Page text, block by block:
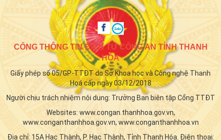
CỔNG THÔNG TIN ĐIỆN TỬ CÔNG AN TỈNH THANH
HÓA
Giấy phép số 05/GP-TTĐT do Sở Khoa học và Công nghệ Thanh
Hoá cấp ngày 03/12/2018
Người chịu trách nhiệm nội dung: Trưởng Ban biên tập Cổng TTĐT
Websites: www.congan.thanhhoa.gov.vn,
www.conganthanhhoa.gov.vn, www.conganthanhhoa.vn
Địa chỉ: 15A Hạc Thành, P. Hạc Thành, Tỉnh Thanh Hóa. Điện thoại: